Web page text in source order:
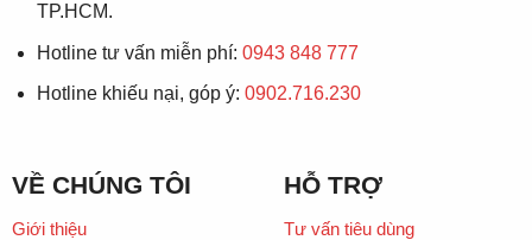
TP.HCM.
Hotline tư vấn miễn phí: 0943 848 777
Hotline khiếu nại, góp ý: 0902.716.230
VỀ CHÚNG TÔI
Giới thiệu
HỖ TRỢ
Tư vấn tiêu dùng